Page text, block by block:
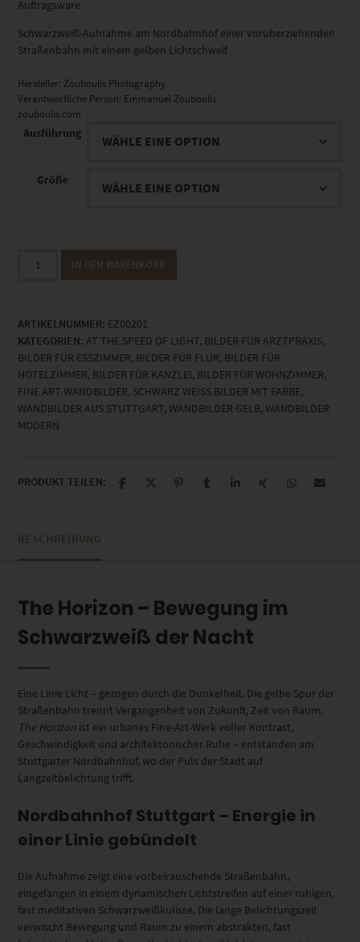
Auftragsware
Schwarzweiß-Aufnahme am Nordbahnhof einer vorüberziehenden
Straßenbahn mit einem gelben Lichtschweif
Hersteller: Zouboulis Photography
Verantwortliche Person: Emmanuel Zouboulis
zouboulis.com
Ausführung
Größe
IN DEN WARENKORB
ARTIKELNUMMER: EZ00201
KATEGORIEN: AT THE SPEED OF LIGHT, BILDER FÜR ARZTPRAXIS,
BILDER FÜR ESSZIMMER, BILDER FÜR FLUR, BILDER FÜR
HOTELZIMMER, BILDER FÜR KANZLEI, BILDER FÜR WOHNZIMMER,
FINE ART WANDBILDER, SCHWARZ WEISS BILDER MIT FARBE ,
WANDBILDER AUS STUTTGART, WANDBILDER GELB, WANDBILDER
MODERN
PRODUKT TEILEN:
BESCHREIBUNG
The Horizon – Bewegung im
Schwarzweiß der Nacht
Eine Linie Licht – gezogen durch die Dunkelheit. Die gelbe Spur der
Straßenbahn trennt Vergangenheit von Zukunft, Zeit von Raum.
The Horizon ist ein urbanes Fine-Art-Werk voller Kontrast,
Geschwindigkeit und architektonischer Ruhe – entstanden am
Stuttgarter Nordbahnhof, wo der Puls der Stadt auf
Langzeitbelichtung trifft.
Nordbahnhof Stuttgart – Energie in
einer Linie gebündelt
Die Aufnahme zeigt eine vorbeirauschende Straßenbahn,
eingefangen in einem dynamischen Lichtstreifen auf einer ruhigen,
fast meditativen Schwarzweißkulisse. Die lange Belichtungszeit
verwischt Bewegung und Raum zu einem abstrakten, fast